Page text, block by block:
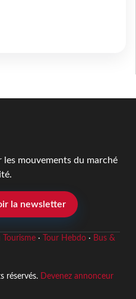
les mouvements du marché
la newsletter
· Tour Hebdo· Bus &
réservés. Devenez annonceur